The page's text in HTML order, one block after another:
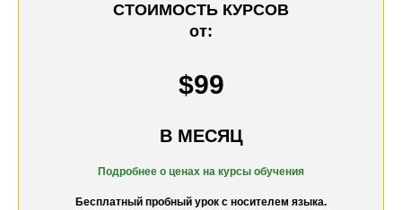
СТОИМОСТЬ КУРСОВ
от:
$99
В МЕСЯЦ
Подробнее о ценах на курсы обучения
Бесплатный пробный урок с носителем языка.